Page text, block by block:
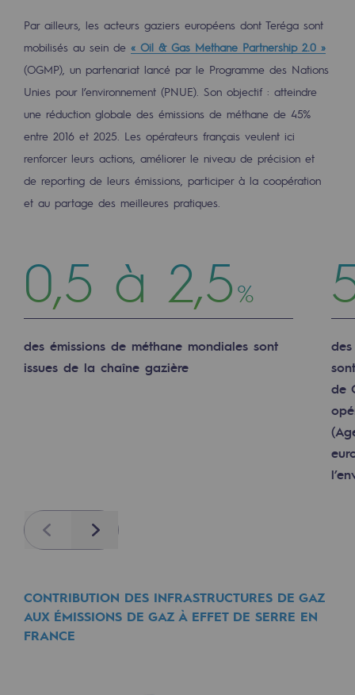
Newsroom
Communiqués de presse
Actualités
Documentation
Evénements
L'édito Teréga
Les actions soutenues par Teréga
Par ailleurs, les acteurs gaziers européens dont Teréga sont
mobilisés au sein de « Oil & Gas Methane Partnership 2.0 »
(OGMP), un partenariat lancé par le Programme des Nations
Unies pour l’environnement (PNUE). Son objectif : atteindre
une réduction globale des émissions de méthane de 45%
entre 2016 et 2025. Les opérateurs français veulent ici
renforcer leurs actions, améliorer le niveau de précision et
de reporting de leurs émissions, participer à la coopération
et au partage des meilleures pratiques.
0,5 à 2,5%
des émissions de méthane mondiales sont
issues de la chaîne gazière
des
de
PreviousNext
CONTRIBUTION DES INFRASTRUCTURES DE GAZ
AUX ÉMISSIONS DE GAZ À EFFET DE SERRE EN
FRANCE